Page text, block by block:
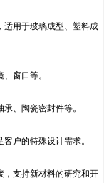
用于玻璃成型、塑料成
窗口等。
、陶瓷密封件等。
户的特殊设计需求。
支持新材料的研究和开